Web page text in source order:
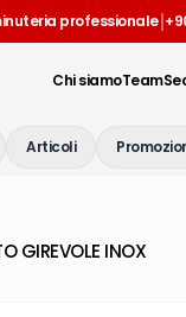
professionale|
Chi siamoTeam
Articoli
GIREVOLE INOX